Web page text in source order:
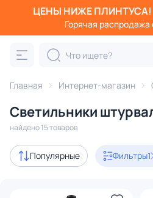
ЦЕНЫ НИЖЕ ПЛИНТУСА!
Горячая распродажа
Главная Интернет-магазин
Светильники
найдено 15 товаров
Популярные Фильтры1
Категория:
Люстры Подвесные
с 3D-моделями